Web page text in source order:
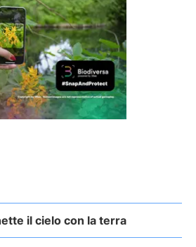
il cielo con la terra